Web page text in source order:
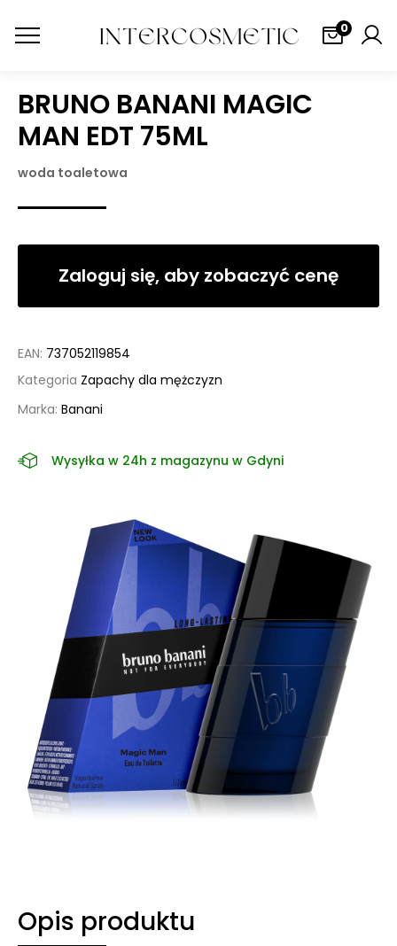
0
Opis produktu
BRUNO BANANI MAGIC
MAN EDT 75ML
woda toaletowa
Zaloguj się, aby zobaczyć cenę
EAN: 737052119854
Kategoria Zapachy dla mężczyzn
Marka: Banani
Wysyłka w 24h z magazynu w Gdyni